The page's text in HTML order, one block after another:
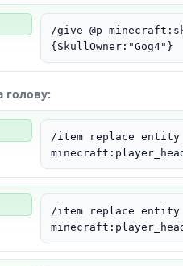
/give @p
{SkullOwner:"Gog4"}
голову:
/item replace entity
/item replace entity